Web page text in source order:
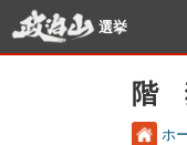
選挙
階
ホ